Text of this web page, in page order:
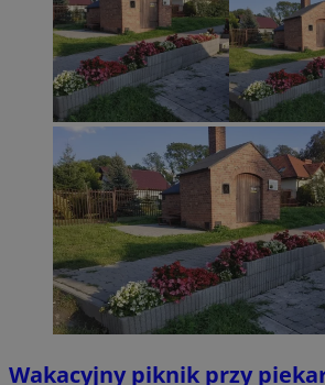
Wakacyjny piknik przy